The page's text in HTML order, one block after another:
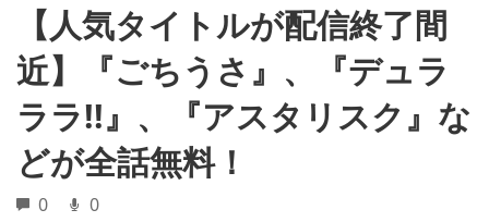
【人気タイトルが配信終了間
近】『ごちうさ』、『デュラ
ララ!!』、『アスタリスク』な
どが全話無料！
0 0